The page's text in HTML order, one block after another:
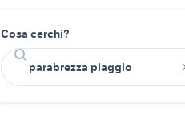
Cosa cerchi?